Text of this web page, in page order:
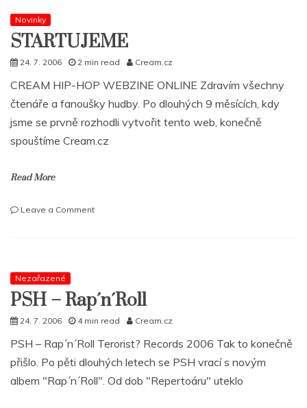
Novinky
STARTUJEME
24. 7. 2006 2 min read Cream.cz
CREAM HIP-HOP WEBZINE ONLINE Zdravím všechny
čtenáře a fanoušky hudby. Po dlouhých 9 měsících, kdy
jsme se prvně rozhodli vytvořit tento web, konečně
spouštíme Cream.cz
Read More
Leave a Commenton
Nezařazené
PSH – Rap´n´Roll
24. 7. 2006 4 min read Cream.cz
PSH – Rap´n´Roll Terorist? Records 2006 Tak to konečně
přišlo. Po pěti dlouhých letech se PSH vrací s novým
albem "Rap´n´Roll". Od dob "Repertoáru" uteklo